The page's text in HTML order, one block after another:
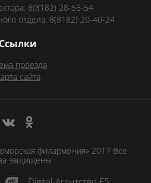
8(8182) 28-56-54
отдела: 8(8182) 20-40-24
Ссылки
проезда
сайта
филармония» 2017 Все
защищены